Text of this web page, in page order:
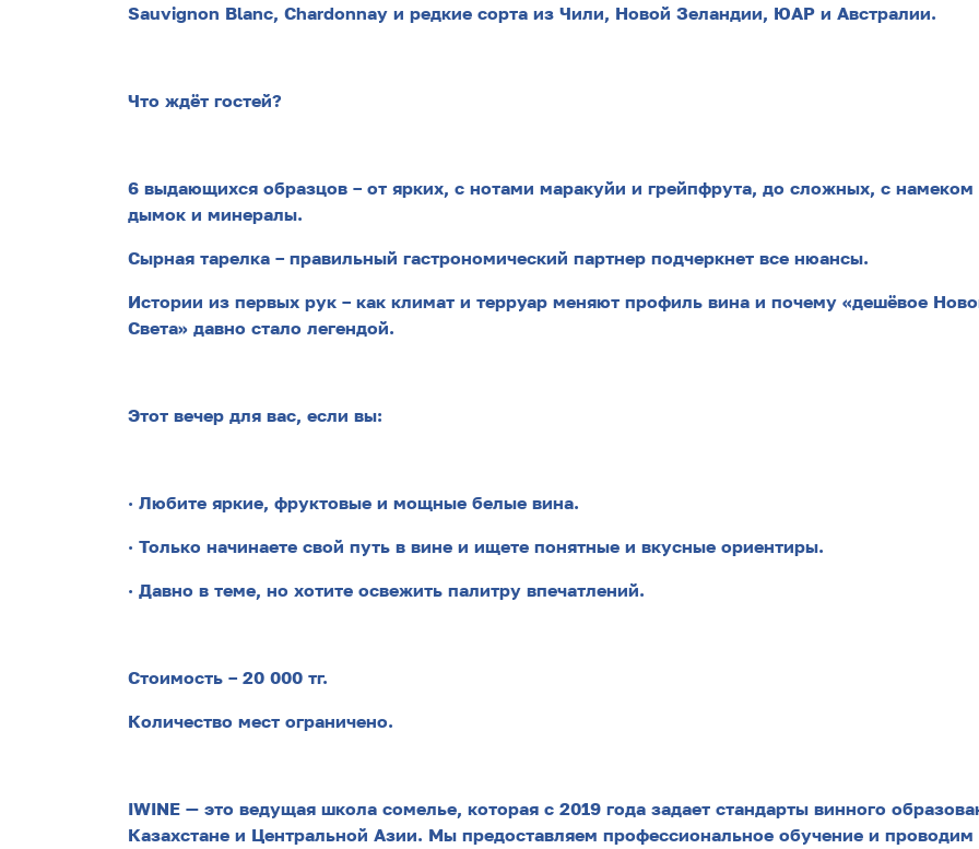
Sauvignon Blanc, Chardonnay и редкие сорта из Чили, Новой Зеландии, ЮАР и Австралии.
Что ждёт гостей?
6 выдающихся образцов – от ярких, с нотами маракуйи и грейпфрута, до сложных, с намеком
дымок и минералы.
Сырная тарелка – правильный гастрономический партнер подчеркнет все нюансы.
Истории из первых рук – как климат и терруар меняют профиль вина и почему «дешёвое
Света» давно стало легендой.
Этот вечер для вас, если вы:
· Любите яркие, фруктовые и мощные белые вина.
· Только начинаете свой путь в вине и ищете понятные и вкусные ориентиры.
· Давно в теме, но хотите освежить палитру впечатлений.
Стоимость – 20 000 тг.
Количество мест ограничено.
IWINE — это ведущая школа сомелье, которая с 2019 года задает стандарты винного
Казахстане и Центральной Азии. Мы предоставляем профессиональное обучение и проводим